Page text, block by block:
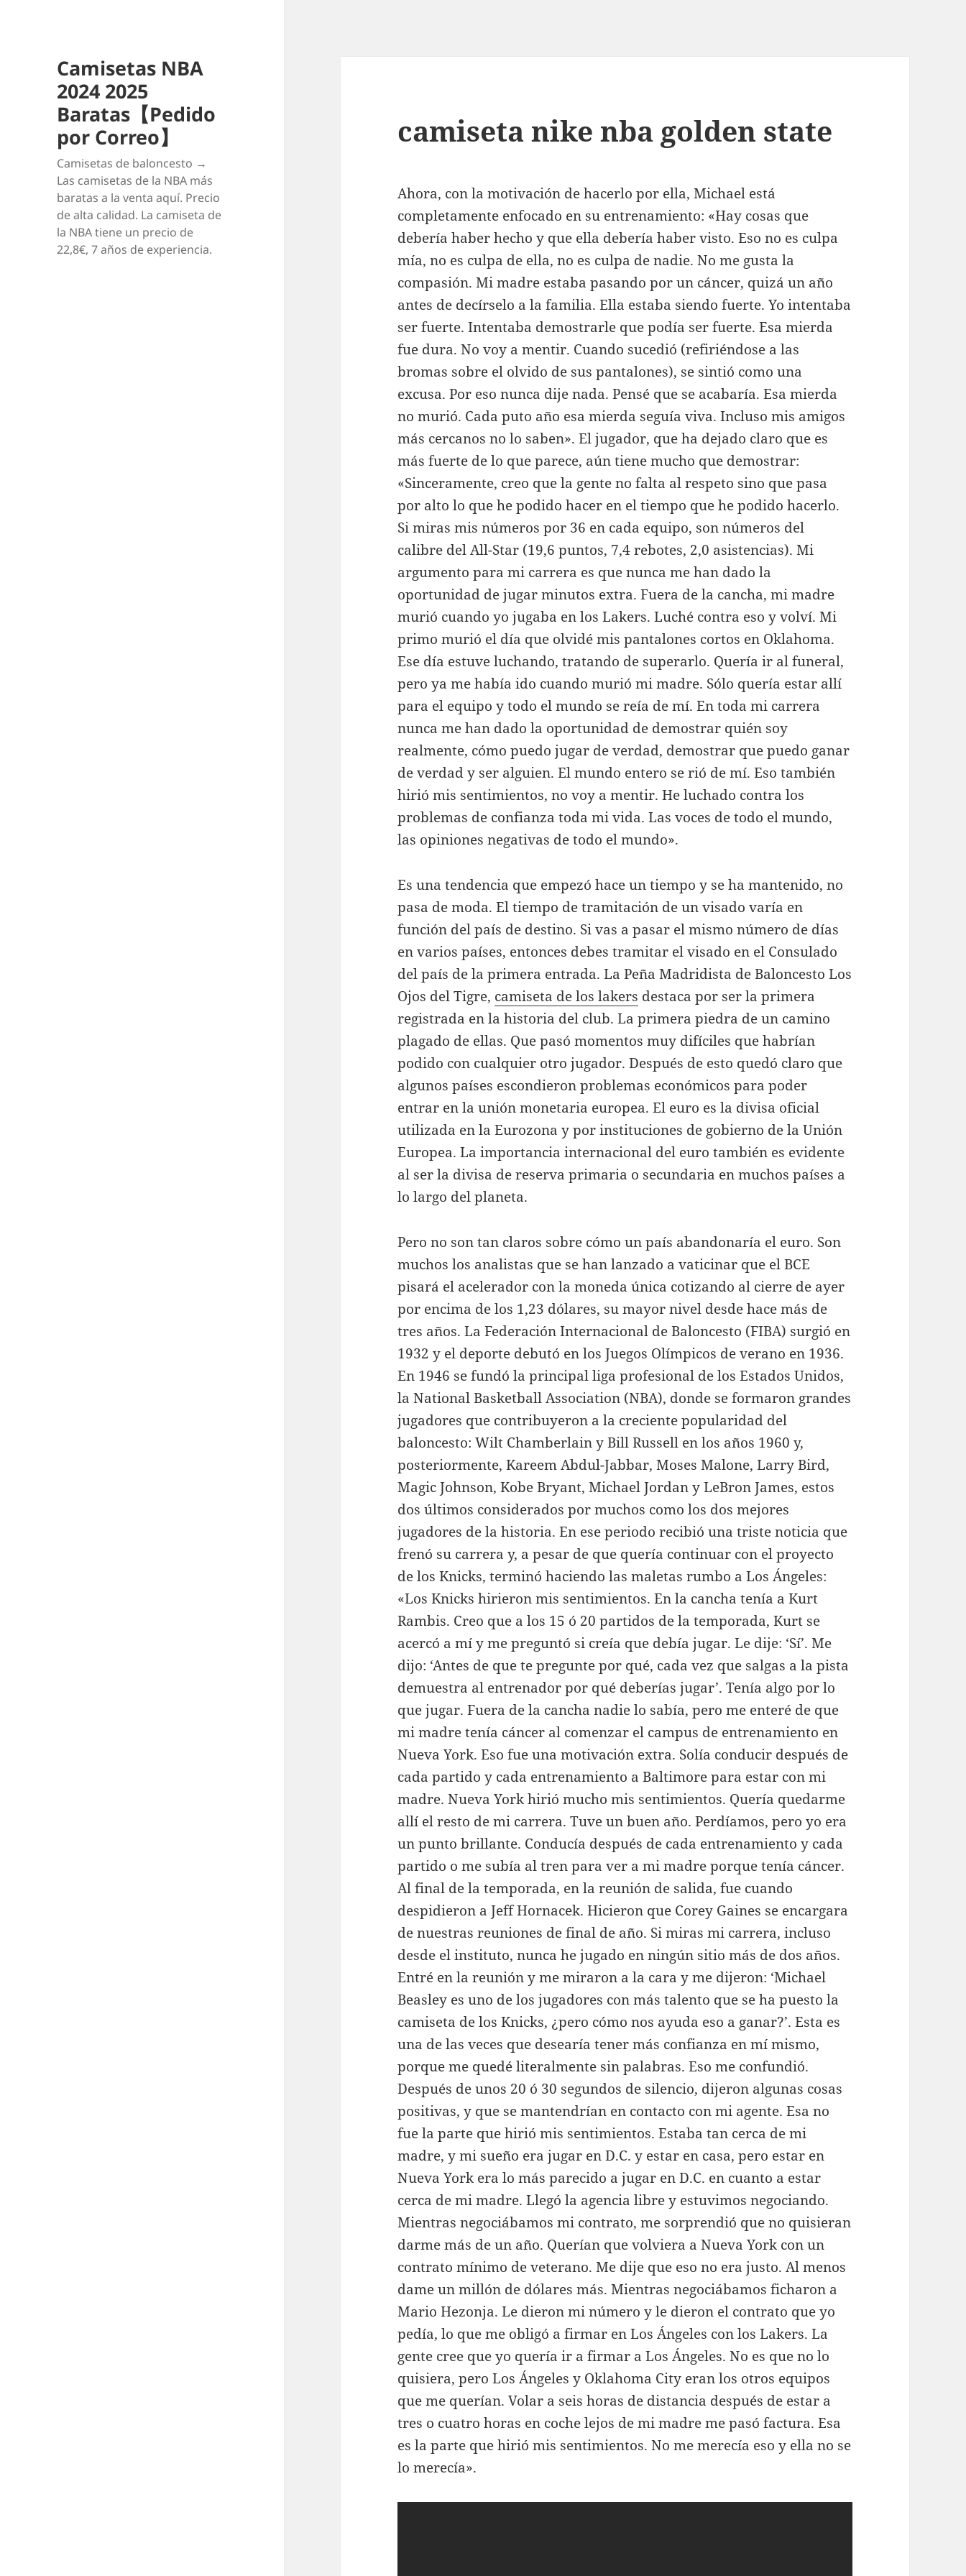
Camisetas NBA
2024 2025
Baratas【Pedido
por Correo】
Camisetas de baloncesto →
Las camisetas de la NBA más
baratas a la venta aquí. Precio
de alta calidad. La camiseta de
la NBA tiene un precio de
22,8€, 7 años de experiencia.
camiseta nike nba golden state
Ahora, con la motivación de hacerlo por ella, Michael está
completamente enfocado en su entrenamiento: «Hay cosas que
debería haber hecho y que ella debería haber visto. Eso no es culpa
mía, no es culpa de ella, no es culpa de nadie. No me gusta la
compasión. Mi madre estaba pasando por un cáncer, quizá un año
antes de decírselo a la familia. Ella estaba siendo fuerte. Yo intentaba
ser fuerte. Intentaba demostrarle que podía ser fuerte. Esa mierda
fue dura. No voy a mentir. Cuando sucedió (refiriéndose a las
bromas sobre el olvido de sus pantalones), se sintió como una
excusa. Por eso nunca dije nada. Pensé que se acabaría. Esa mierda
no murió. Cada puto año esa mierda seguía viva. Incluso mis amigos
más cercanos no lo saben». El jugador, que ha dejado claro que es
más fuerte de lo que parece, aún tiene mucho que demostrar:
«Sinceramente, creo que la gente no falta al respeto sino que pasa
por alto lo que he podido hacer en el tiempo que he podido hacerlo.
Si miras mis números por 36 en cada equipo, son números del
calibre del All-Star (19,6 puntos, 7,4 rebotes, 2,0 asistencias). Mi
argumento para mi carrera es que nunca me han dado la
oportunidad de jugar minutos extra. Fuera de la cancha, mi madre
murió cuando yo jugaba en los Lakers. Luché contra eso y volví. Mi
primo murió el día que olvidé mis pantalones cortos en Oklahoma.
Ese día estuve luchando, tratando de superarlo. Quería ir al funeral,
pero ya me había ido cuando murió mi madre. Sólo quería estar allí
para el equipo y todo el mundo se reía de mí. En toda mi carrera
nunca me han dado la oportunidad de demostrar quién soy
realmente, cómo puedo jugar de verdad, demostrar que puedo ganar
de verdad y ser alguien. El mundo entero se rió de mí. Eso también
hirió mis sentimientos, no voy a mentir. He luchado contra los
problemas de confianza toda mi vida. Las voces de todo el mundo,
las opiniones negativas de todo el mundo».
Es una tendencia que empezó hace un tiempo y se ha mantenido, no
pasa de moda. El tiempo de tramitación de un visado varía en
función del país de destino. Si vas a pasar el mismo número de días
en varios países, entonces debes tramitar el visado en el Consulado
del país de la primera entrada. La Peña Madridista de Baloncesto Los
Ojos del Tigre, camiseta de los lakers destaca por ser la primera
registrada en la historia del club. La primera piedra de un camino
plagado de ellas. Que pasó momentos muy difíciles que habrían
podido con cualquier otro jugador. Después de esto quedó claro que
algunos países escondieron problemas económicos para poder
entrar en la unión monetaria europea. El euro es la divisa oficial
utilizada en la Eurozona y por instituciones de gobierno de la Unión
Europea. La importancia internacional del euro también es evidente
al ser la divisa de reserva primaria o secundaria en muchos países a
lo largo del planeta.
Pero no son tan claros sobre cómo un país abandonaría el euro. Son
muchos los analistas que se han lanzado a vaticinar que el BCE
pisará el acelerador con la moneda única cotizando al cierre de ayer
por encima de los 1,23 dólares, su mayor nivel desde hace más de
tres años. La Federación Internacional de Baloncesto (FIBA) surgió en
1932 y el deporte debutó en los Juegos Olímpicos de verano en 1936.
En 1946 se fundó la principal liga profesional de los Estados Unidos,
la National Basketball Association (NBA), donde se formaron grandes
jugadores que contribuyeron a la creciente popularidad del
baloncesto: Wilt Chamberlain y Bill Russell en los años 1960 y,
posteriormente, Kareem Abdul-Jabbar, Moses Malone, Larry Bird,
Magic Johnson, Kobe Bryant, Michael Jordan y LeBron James, estos
dos últimos considerados por muchos como los dos mejores
jugadores de la historia. En ese periodo recibió una triste noticia que
frenó su carrera y, a pesar de que quería continuar con el proyecto
de los Knicks, terminó haciendo las maletas rumbo a Los Ángeles:
«Los Knicks hirieron mis sentimientos. En la cancha tenía a Kurt
Rambis. Creo que a los 15 ó 20 partidos de la temporada, Kurt se
acercó a mí y me preguntó si creía que debía jugar. Le dije: ‘Sí’. Me
dijo: ‘Antes de que te pregunte por qué, cada vez que salgas a la pista
demuestra al entrenador por qué deberías jugar’. Tenía algo por lo
que jugar. Fuera de la cancha nadie lo sabía, pero me enteré de que
mi madre tenía cáncer al comenzar el campus de entrenamiento en
Nueva York. Eso fue una motivación extra. Solía conducir después de
cada partido y cada entrenamiento a Baltimore para estar con mi
madre. Nueva York hirió mucho mis sentimientos. Quería quedarme
allí el resto de mi carrera. Tuve un buen año. Perdíamos, pero yo era
un punto brillante. Conducía después de cada entrenamiento y cada
partido o me subía al tren para ver a mi madre porque tenía cáncer.
Al final de la temporada, en la reunión de salida, fue cuando
despidieron a Jeff Hornacek. Hicieron que Corey Gaines se encargara
de nuestras reuniones de final de año. Si miras mi carrera, incluso
desde el instituto, nunca he jugado en ningún sitio más de dos años.
Entré en la reunión y me miraron a la cara y me dijeron: ‘Michael
Beasley es uno de los jugadores con más talento que se ha puesto la
camiseta de los Knicks, ¿pero cómo nos ayuda eso a ganar?’. Esta es
una de las veces que desearía tener más confianza en mí mismo,
porque me quedé literalmente sin palabras. Eso me confundió.
Después de unos 20 ó 30 segundos de silencio, dijeron algunas cosas
positivas, y que se mantendrían en contacto con mi agente. Esa no
fue la parte que hirió mis sentimientos. Estaba tan cerca de mi
madre, y mi sueño era jugar en D.C. y estar en casa, pero estar en
Nueva York era lo más parecido a jugar en D.C. en cuanto a estar
cerca de mi madre. Llegó la agencia libre y estuvimos negociando.
Mientras negociábamos mi contrato, me sorprendió que no quisieran
darme más de un año. Querían que volviera a Nueva York con un
contrato mínimo de veterano. Me dije que eso no era justo. Al menos
dame un millón de dólares más. Mientras negociábamos ficharon a
Mario Hezonja. Le dieron mi número y le dieron el contrato que yo
pedía, lo que me obligó a firmar en Los Ángeles con los Lakers. La
gente cree que yo quería ir a firmar a Los Ángeles. No es que no lo
quisiera, pero Los Ángeles y Oklahoma City eran los otros equipos
que me querían. Volar a seis horas de distancia después de estar a
tres o cuatro horas en coche lejos de mi madre me pasó factura. Esa
es la parte que hirió mis sentimientos. No me merecía eso y ella no se
lo merecía».